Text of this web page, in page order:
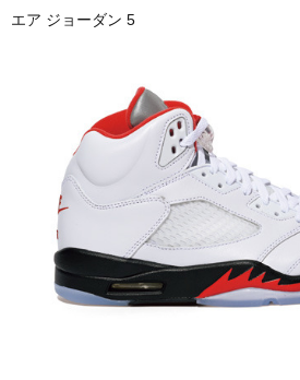
エア ジョーダン 5